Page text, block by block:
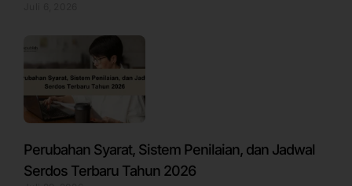
Perubahan Syarat, Sistem Penilaian, dan Jadwal
Serdos Terbaru Tahun 2026